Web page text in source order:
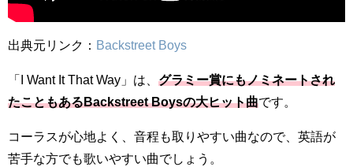
出典元リンク： Backstreet Boys
「I Want It That Way」は、 グラミー賞にもノミネートされ
たこともあるBackstreet Boysの大ヒット曲です。
コーラスが心地よく、音程も取りやすい曲なので、英語が
苦手な方でも歌いやすい曲でしょう。